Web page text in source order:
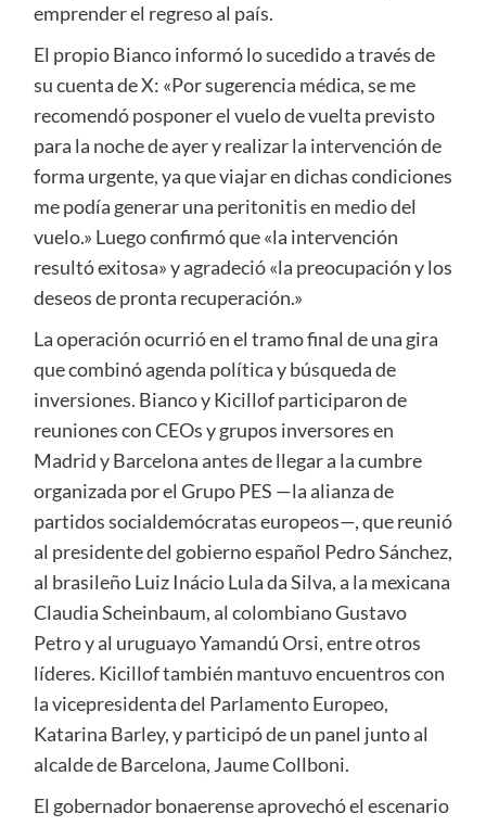
emprender el regreso al país.
El propio Bianco informó lo sucedido a través de
su cuenta de X: «Por sugerencia médica, se me
recomendó posponer el vuelo de vuelta previsto
para la noche de ayer y realizar la intervención de
forma urgente, ya que viajar en dichas condiciones
me podía generar una peritonitis en medio del
vuelo.» Luego confirmó que «la intervención
resultó exitosa» y agradeció «la preocupación y los
deseos de pronta recuperación.»
La operación ocurrió en el tramo final de una gira
que combinó agenda política y búsqueda de
inversiones. Bianco y Kicillof participaron de
reuniones con CEOs y grupos inversores en
Madrid y Barcelona antes de llegar a la cumbre
organizada por el Grupo PES —la alianza de
partidos socialdemócratas europeos—, que reunió
al presidente del gobierno español Pedro Sánchez,
al brasileño Luiz Inácio Lula da Silva, a la mexicana
Claudia Scheinbaum, al colombiano Gustavo
Petro y al uruguayo Yamandú Orsi, entre otros
líderes. Kicillof también mantuvo encuentros con
la vicepresidenta del Parlamento Europeo,
Katarina Barley, y participó de un panel junto al
alcalde de Barcelona, Jaume Collboni.
El gobernador bonaerense aprovechó el escenario